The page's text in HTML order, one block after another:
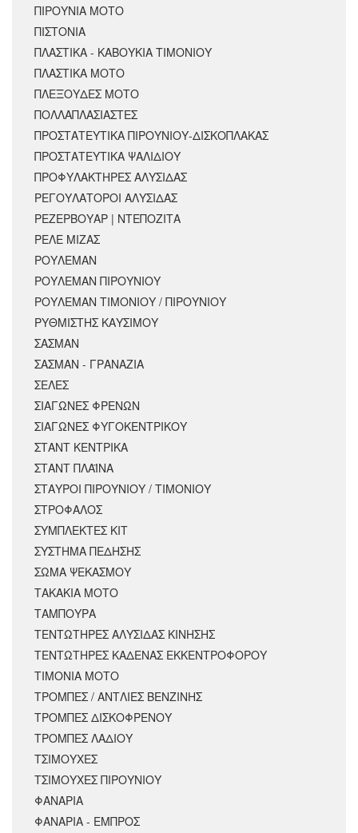
ΠΙΡΟΥΝΙΑ ΜΟΤΟ
ΠΙΣΤΟΝΙΑ
ΠΛΑΣΤΙΚΑ - ΚΑΒΟΥΚΙΑ ΤΙΜΟΝΙΟΥ
ΠΛΑΣΤΙΚΑ ΜΟΤΟ
ΠΛΕΞΟΥΔΕΣ ΜΟΤΟ
ΠΟΛΛΑΠΛΑΣΙΑΣΤΕΣ
ΠΡΟΣΤΑΤΕΥΤΙΚΑ ΠΙΡΟΥΝΙΟΥ-ΔΙΣΚΟΠΛΑΚΑΣ
ΠΡΟΣΤΑΤΕΥΤΙΚΑ ΨΑΛΙΔΙΟΥ
ΠΡΟΦΥΛΑΚΤΗΡΕΣ ΑΛΥΣΙΔΑΣ
ΡΕΓΟΥΛΑΤΟΡΟΙ ΑΛΥΣΙΔΑΣ
ΡΕΖΕΡΒΟΥΑΡ | ΝΤΕΠΟΖΙΤΑ
ΡΕΛΕ ΜΙΖΑΣ
ΡΟΥΛΕΜΑΝ
ΡΟΥΛΕΜΑΝ ΠΙΡΟΥΝΙΟΥ
ΡΟΥΛΕΜΑΝ ΤΙΜΟΝΙΟΥ / ΠΙΡΟΥΝΙΟΥ
ΡΥΘΜΙΣΤΗΣ ΚΑΥΣΙΜΟΥ
ΣΑΣΜΑΝ
ΣΑΣΜΑΝ - ΓΡΑΝΑΖΙΑ
ΣΕΛΕΣ
ΣΙΑΓΩΝΕΣ ΦΡΕΝΩΝ
ΣΙΑΓΩΝΕΣ ΦΥΓΟΚΕΝΤΡΙΚΟΥ
ΣΤΑΝΤ ΚΕΝΤΡΙΚΑ
ΣΤΑΝΤ ΠΛΑΪΝΑ
ΣΤΑΥΡΟΙ ΠΙΡΟΥΝΙΟΥ / ΤΙΜΟΝΙΟΥ
ΣΤΡΟΦΑΛΟΣ
ΣΥΜΠΛΕΚΤΕΣ ΚΙΤ
ΣΥΣΤΗΜΑ ΠΕΔΗΣΗΣ
ΣΩΜΑ ΨΕΚΑΣΜΟΥ
ΤΑΚΑΚΙΑ ΜΟΤΟ
ΤΑΜΠΟΥΡΑ
ΤΕΝΤΩΤΗΡΕΣ ΑΛΥΣΙΔΑΣ ΚΙΝΗΣΗΣ
ΤΕΝΤΩΤΗΡΕΣ ΚΑΔΕΝΑΣ ΕΚΚΕΝΤΡΟΦΟΡΟΥ
ΤΙΜΟΝΙΑ ΜΟΤΟ
ΤΡΟΜΠΕΣ / ΑΝΤΛΙΕΣ ΒΕΝΖΙΝΗΣ
ΤΡΟΜΠΕΣ ΔΙΣΚΟΦΡΕΝΟΥ
ΤΡΟΜΠΕΣ ΛΑΔΙΟΥ
ΤΣΙΜΟΥΧΕΣ
ΤΣΙΜΟΥΧΕΣ ΠΙΡΟΥΝΙΟΥ
ΦΑΝΑΡΙΑ
ΦΑΝΑΡΙΑ - ΕΜΠΡΟΣ